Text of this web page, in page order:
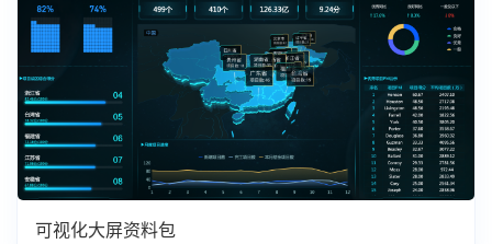
可视化大屏资料包